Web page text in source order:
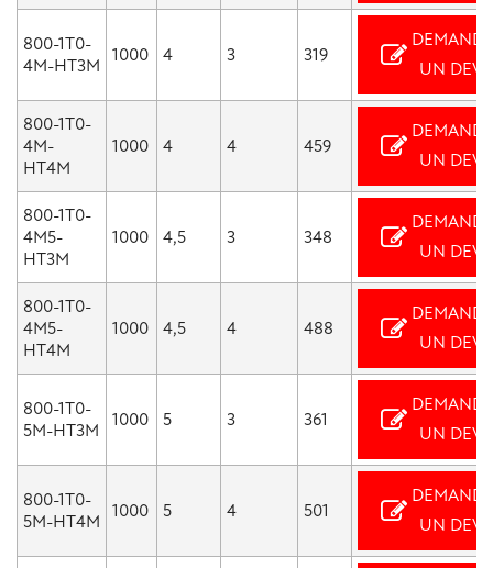
800-1T0-
4M-HT3M 1000 4 3 319
UN
800-1T0-
4M-
HT4M
1000 4 4 459
UN
800-1T0-
4M5-
HT3M
1000 4,5 3 348
UN
800-1T0-
4M5-
HT4M
1000 4,5 4 488
UN
800-1T0-
5M-HT3M
1000 5 3 361
UN
800-1T0-
5M-HT4M 1000 5 4 501
UN